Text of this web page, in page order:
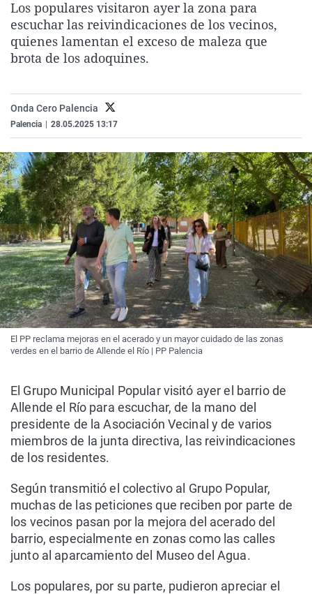
La rosa de los vientos
Gente viajera
Caso
Retornados
Extremadura
Galicia
Virales
Televisión
Los populares visitaron ayer la zona para
escuchar las reivindicaciones de los vecinos,
quienes lamentan el exceso de maleza que
brota de los adoquines.
Onda Cero Palencia
Palencia 28.05.2025 13:17
El PP reclama mejoras en el acerado y un mayor cuidado de las zonas
verdes en el barrio de Allende el Río | PP Palencia
El Grupo Municipal Popular visitó ayer el barrio de
Allende el Río para escuchar, de la mano del
presidente de la Asociación Vecinal y de varios
miembros de la junta directiva, las reivindicaciones
de los residentes.
Según transmitió el colectivo al Grupo Popular,
muchas de las peticiones que reciben por parte de
los vecinos pasan por la mejora del acerado del
barrio, especialmente en zonas como las calles
junto al aparcamiento del Museo del Agua.
Los populares, por su parte, pudieron apreciar el